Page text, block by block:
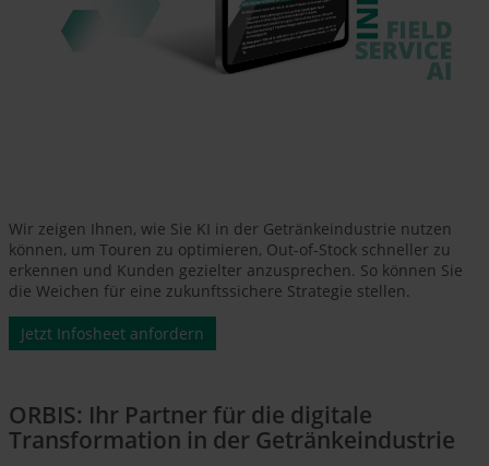
Wir zeigen Ihnen, wie Sie KI in der Getränkeindustrie nutzen
können, um Touren zu optimieren, Out-of-Stock schneller zu
erkennen und Kunden gezielter anzusprechen. So können Sie
die Weichen für eine zukunftssichere Strategie stellen.
Jetzt Infosheet anfordern
ORBIS: Ihr Partner für die digitale
Transformation in der Getränkeindustrie